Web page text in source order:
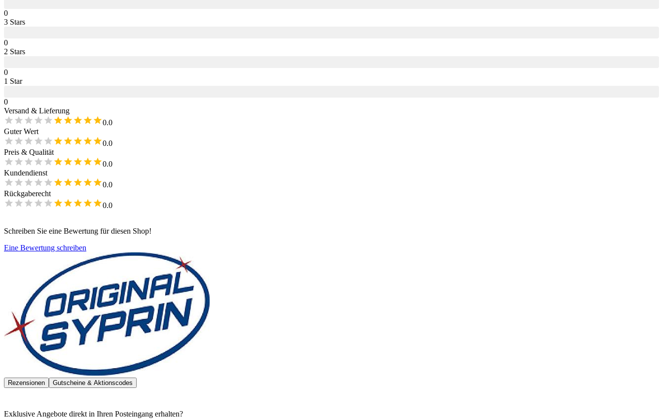
0
3 Stars
0
2 Stars
0
1 Star
0
Versand & Lieferung
0.0
Guter Wert
0.0
Preis & Qualität
0.0
Kundendienst
0.0
Rückgaberecht
0.0
Schreiben Sie eine Bewertung für diesen Shop!
Eine Bewertung schreiben
Rezensionen Gutscheine & Aktionscodes
Exklusive Angebote direkt in Ihren Posteingang erhalten?